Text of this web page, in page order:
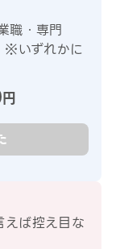
職・専門
※いずれかに
円
えば控え目な